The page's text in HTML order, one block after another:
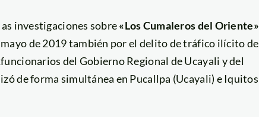
investigaciones sobre«Los Cumaleros del Oriente»
de 2019 también por el delito de tráfico ilícito de
del Gobierno Regional de Ucayali y del
de forma simultánea en Pucallpa (Ucayali) e Iquitos